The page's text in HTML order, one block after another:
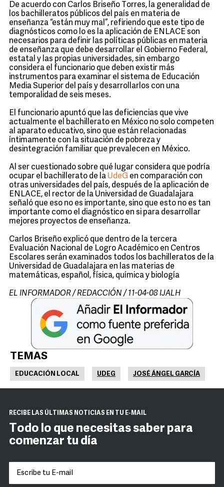
De acuerdo con Carlos Briseño Torres, la generalidad de
los bachilleratos públicos del país en materia de
enseñanza “están muy mal”, refiriendo que este tipo de
diagnósticos como lo es la aplicación de ENLACE son
necesarios para definir las políticas públicas en materia
de enseñanza que debe desarrollar el Gobierno Federal,
estatal y las propias universidades, sin embargo
considera el funcionario que deben existir más
instrumentos para examinar el sistema de Educación
Media Superior del país y desarrollarlos con una
temporalidad de seis meses.
El funcionario apuntó que las deficiencias que vive
actualmente el bachillerato en México no solo competen
al aparato educativo, sino que están relacionadas
íntimamente con la situación de pobreza y
desintegración familiar que prevalecen en México.
Al ser cuestionado sobre qué lugar considera que podría
ocupar el bachillerato de la UdeG en comparación con
otras universidades del país, después de la aplicación de
ENLACE, el rector de la Universidad de Guadalajara
señaló que eso no es importante, sino que esto no es tan
importante como el diagnóstico en si para desarrollar
mejores proyectos de enseñanza.
Carlos Briseño explicó que dentro de la tercera
Evaluación Nacional de Logro Académico en Centros
Escolares serán examinados todos los bachilleratos de la
Universidad de Guadalajara en las materias de
matemáticas, español, física, química y biología
EL INFORMADOR / REDACCIÓN / 11-04-08 IJALH
TEMAS
EDUCACIÓN LOCAL UDEG JOSÉ ÁNGEL GARCÍA
RECIBE LAS ÚLTIMAS NOTICIAS EN TU E-MAIL
Todo lo que necesitas saber para
comenzar tu día